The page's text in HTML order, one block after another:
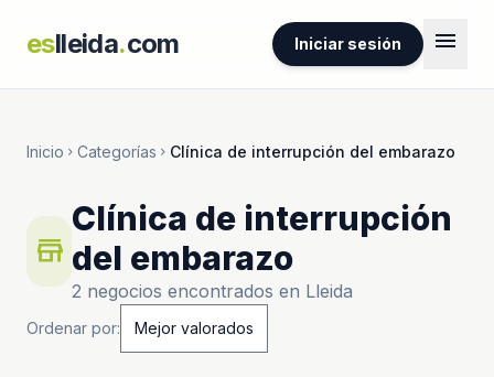
eslleida.com Iniciar sesión menu
Inicio chevron_right Categorías chevron_right Clínica de interrupción del embarazo
store
Clínica de interrupción
del embarazo
2 negocios encontrados en Lleida
Ordenar por: